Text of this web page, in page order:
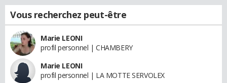
Vous recherchez peut-être
Marie LEONI
profil personnel | CHAMBERY
Marie LEONI
profil personnel | LA MOTTE SERVOLEX